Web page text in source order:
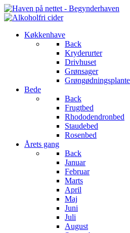
Køkkenhave
Back
Kryderurter
Drivhuset
Grønsager
Bede
Back
Frugtbed
Rhododendronbed
Staudebed
Rosenbed
Årets gang
Back
Januar
Februar
Marts
April
Maj
Juni
Juli
August